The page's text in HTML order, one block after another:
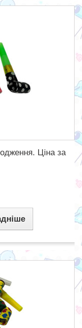
Ціна за